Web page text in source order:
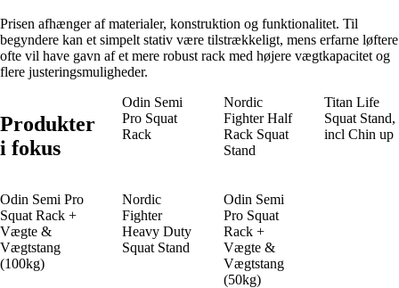
Prisen afhænger af materialer, konstruktion og funktionalitet. Til
begyndere kan et simpelt stativ være tilstrækkeligt, mens erfarne løftere
ofte vil have gavn af et mere robust rack med højere vægtkapacitet og
flere justeringsmuligheder.
Produkter
i fokus
Odin Semi
Pro Squat
Rack
Nordic
Fighter Half
Rack Squat
Stand
Titan Life
Squat Stand,
incl Chin up
Odin Semi Pro
Squat Rack +
Vægte &
Vægtstang
(100kg)
Nordic
Fighter
Heavy Duty
Squat Stand
Odin Semi
Pro Squat
Rack +
Vægte &
Vægtstang
(50kg)